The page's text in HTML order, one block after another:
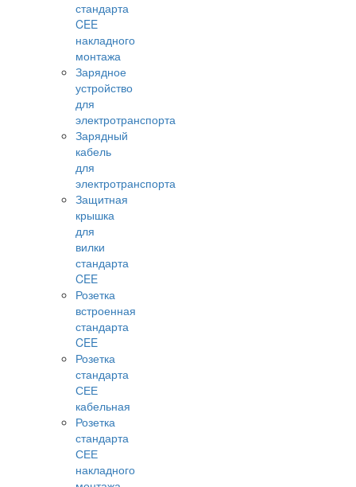
стандарта
CEE
накладного
монтажа
Зарядное
устройство
для
электротранспорта
Зарядный
кабель
для
электротранспорта
Защитная
крышка
для
вилки
стандарта
CEE
Розетка
встроенная
стандарта
CEE
Розетка
стандарта
СЕЕ
кабельная
Розетка
стандарта
СЕЕ
накладного